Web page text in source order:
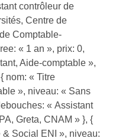
contrôleur de
Centre de
Comptable-
« 1 an », prix: 0,
Aide-comptable »,
nom: « Titre
», niveau: « Sans
« Assistant
Greta, CNAM » }, {
Social ENI », niveau: